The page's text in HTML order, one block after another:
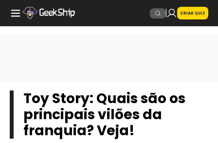
CRIAR QUIZ
Toy Story: Quais são os
principais vilões da
franquia? Veja!